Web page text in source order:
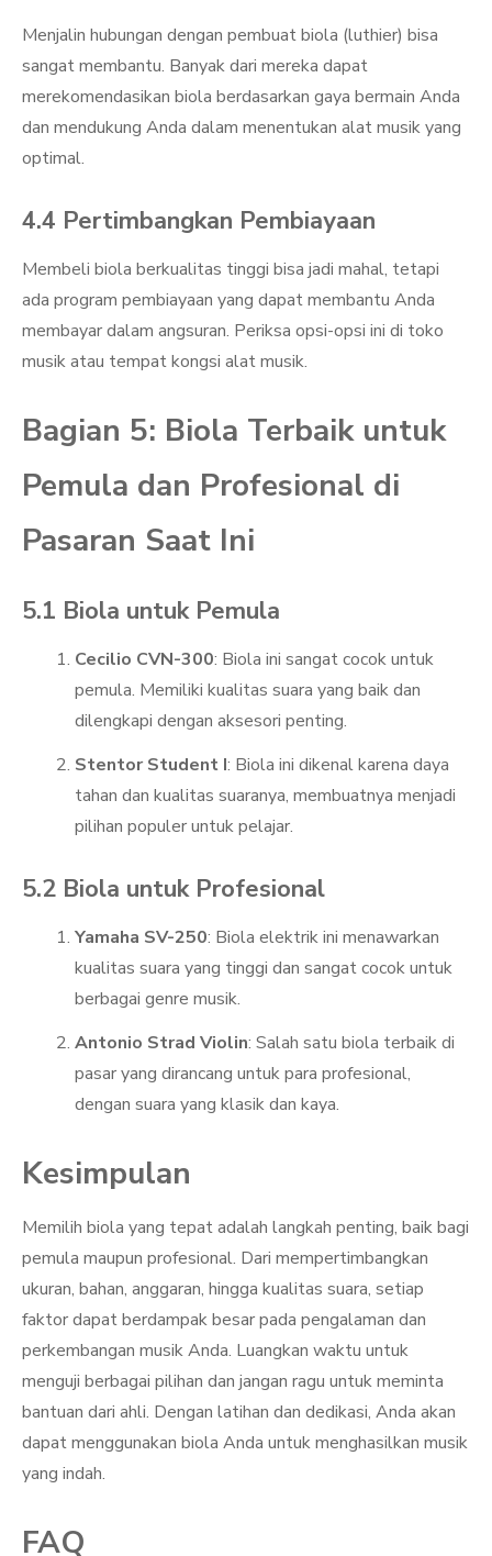
Menjalin hubungan dengan pembuat biola (luthier) bisa
sangat membantu. Banyak dari mereka dapat
merekomendasikan biola berdasarkan gaya bermain Anda
dan mendukung Anda dalam menentukan alat musik yang
optimal.
4.4 Pertimbangkan Pembiayaan
Membeli biola berkualitas tinggi bisa jadi mahal, tetapi
ada program pembiayaan yang dapat membantu Anda
membayar dalam angsuran. Periksa opsi-opsi ini di toko
musik atau tempat kongsi alat musik.
Bagian 5: Biola Terbaik untuk
Pemula dan Profesional di
Pasaran Saat Ini
5.1 Biola untuk Pemula
Cecilio CVN-300: Biola ini sangat cocok untuk
pemula. Memiliki kualitas suara yang baik dan
dilengkapi dengan aksesori penting.
Stentor Student I: Biola ini dikenal karena daya
tahan dan kualitas suaranya, membuatnya menjadi
pilihan populer untuk pelajar.
5.2 Biola untuk Profesional
Yamaha SV-250: Biola elektrik ini menawarkan
kualitas suara yang tinggi dan sangat cocok untuk
berbagai genre musik.
Antonio Strad Violin: Salah satu biola terbaik di
pasar yang dirancang untuk para profesional,
dengan suara yang klasik dan kaya.
Kesimpulan
Memilih biola yang tepat adalah langkah penting, baik bagi
pemula maupun profesional. Dari mempertimbangkan
ukuran, bahan, anggaran, hingga kualitas suara, setiap
faktor dapat berdampak besar pada pengalaman dan
perkembangan musik Anda. Luangkan waktu untuk
menguji berbagai pilihan dan jangan ragu untuk meminta
bantuan dari ahli. Dengan latihan dan dedikasi, Anda akan
dapat menggunakan biola Anda untuk menghasilkan musik
yang indah.
FAQ